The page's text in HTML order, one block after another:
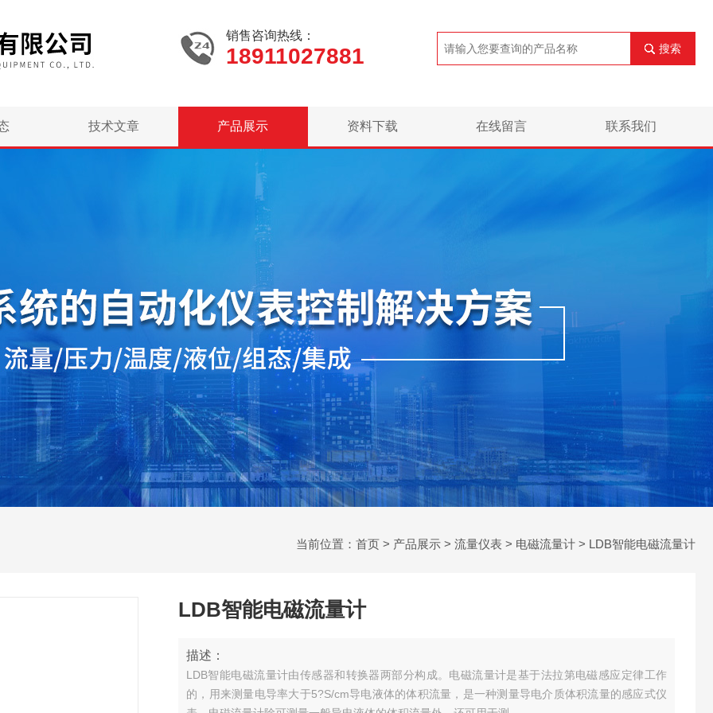
销售咨询热线：
18911027881 搜索
技术文章 产品展示 资料下载 在线留言 联系我们
当前位置： 首页 > 产品展示 > 流量仪表 > 电磁流量计 > LDB智能电磁流量计
LDB智能电磁流量计
描述：
LDB智能电磁流量计由传感器和转换器两部分构成。电磁流量计是基于法拉第电磁感应定律工作
的，用来测量电导率大于5?S/cm导电液体的体积流量，是一种测量导电介质体积流量的感应式仪